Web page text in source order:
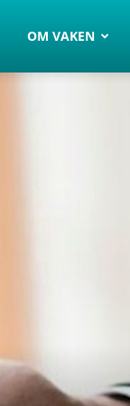
OM VAKEN